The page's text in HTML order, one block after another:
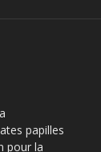
papilles
pour la